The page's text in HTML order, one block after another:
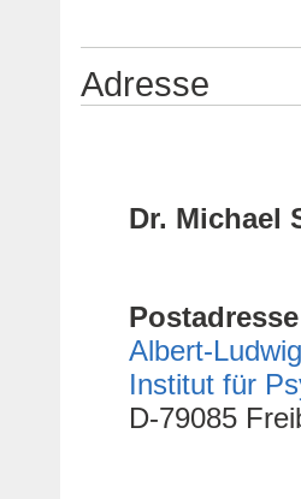
Adresse
Dr. Michael
Albert-
Institut für
D-79085